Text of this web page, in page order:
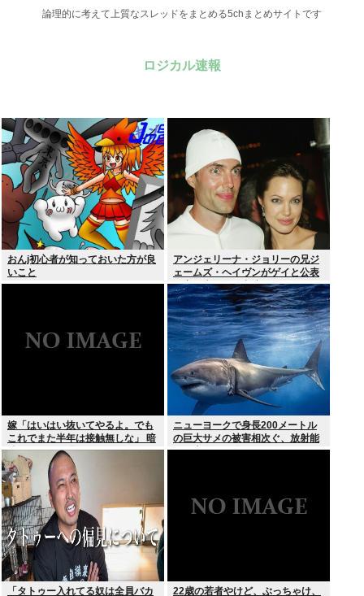
論理的に考えて上質なスレッドをまとめる5chまとめサイトです
ロジカル速報
おんj初心者が知っておいた方が良
いこと
アンジェリーナ・ジョリーの兄ジ
ェームズ・ヘイヴンがゲイと公表
元妻の生配信に出演しカミングア
ウト ヤフコメ「顔見ればわかる」
嫁「はいはい抜いてやるよ。でも
これでまた半年は接触無しな」 暗
黙のこれツラ過ぎるだろ
ニューヨークで身長200メートル
の巨大サメの被害相次ぐ、放射能
で巨大化した恐れ、Yahooニュー
「タトゥー入れてる奴は全員バカ
22歳の若者やけど、ぶっちゃけ、